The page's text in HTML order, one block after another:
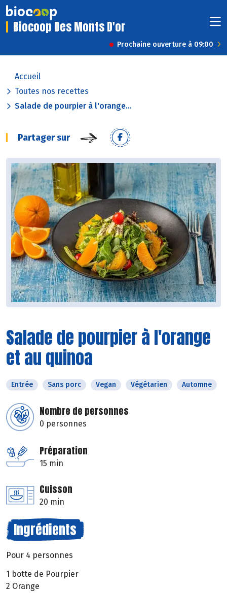
Biocoop Des Monts D'or
Prochaine ouverture à 09:00
Accueil
Toutes nos recettes
Salade de pourpier à l'orange...
Partager sur
Salade de pourpier à l'orange
et au quinoa
Entrée Sans porc Vegan Végétarien Automne
Nombre de personnes
0 personnes
Préparation
15 min
Cuisson
20 min
Ingrédients
Pour 4 personnes
1 botte de Pourpier
2 Orange